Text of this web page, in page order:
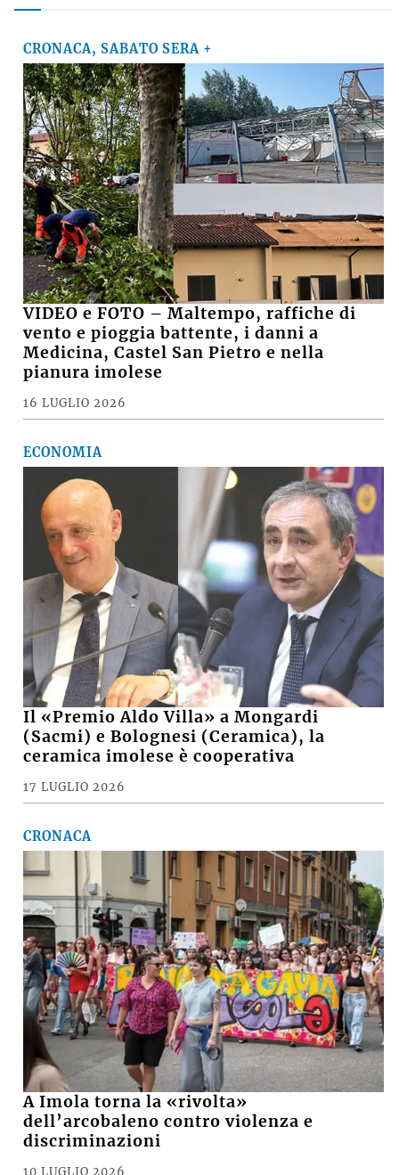
Le notizie più lette
CRONACA, SABATO SERA +
VIDEO e FOTO – Maltempo, raffiche di
vento e pioggia battente, i danni a
pianura imolese
16 LUGLIO 2026
ECONOMIA
Il «Premio Aldo Villa» a Mongardi
ceramica imolese è cooperativa
17 LUGLIO 2026
CRONACA